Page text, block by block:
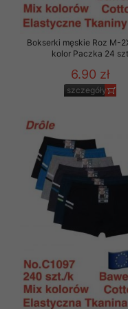
Bokserki męskie Roz M-
kolor Paczka 24 szt
6.90 zł
szczegóły
Materiały reklamowo
szczególności
zawierającego
naszym Sklepie.
Wszelkie pytania,
osobowych prosimy